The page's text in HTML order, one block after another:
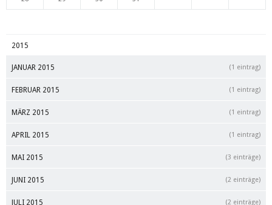
2015
JANUAR 2015 (1 eintrag)
FEBRUAR 2015 (1 eintrag)
MÄRZ 2015 (1 eintrag)
APRIL 2015 (1 eintrag)
MAI 2015 (3 einträge)
JUNI 2015 (2 einträge)
JULI 2015 (2 einträge)